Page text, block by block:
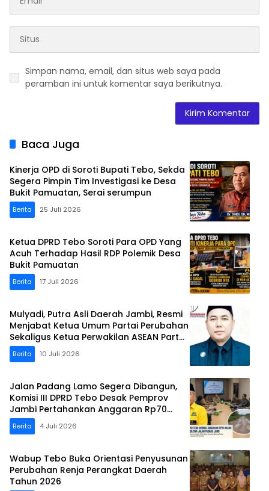
Simpan nama, email, dan situs web saya pada
peramban ini untuk komentar saya berikutnya.
Baca Juga
Kinerja OPD di Soroti Bupati Tebo, Sekda
Segera Pimpin Tim Investigasi ke Desa
Bukit Pamuatan, Serai serumpun
Berita 25 Juli 2026
Ketua DPRD Tebo Soroti Para OPD Yang
Acuh Terhadap Hasil RDP Polemik Desa
Bukit Pamuatan
Berita 17 Juli 2026
Mulyadi, Putra Asli Daerah Jambi, Resmi
Menjabat Ketua Umum Partai Perubahan
Sekaligus Ketua Perwakilan ASEAN Partai
Perubahan di Malaysia
Berita 10 Juli 2026
Jalan Padang Lamo Segera Dibangun,
Komisi III DPRD Tebo Desak Pemprov
Jambi Pertahankan Anggaran Rp70
Miliar
Berita 4 Juli 2026
Wabup Tebo Buka Orientasi Penyusunan
Perubahan Renja Perangkat Daerah
Tahun 2026